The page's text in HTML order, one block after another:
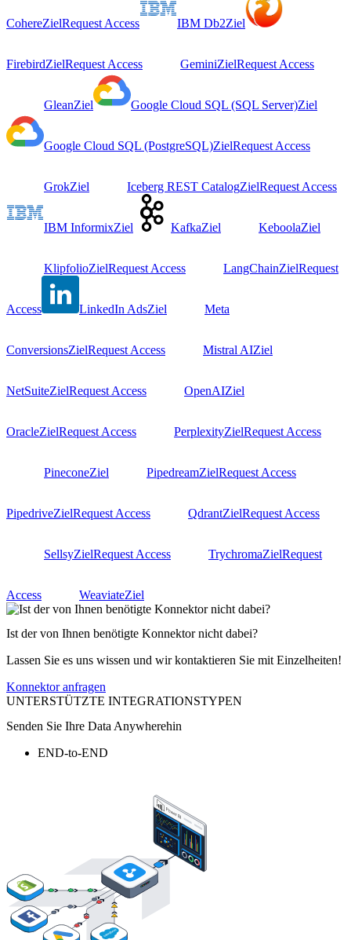
CohereZielRequest Access IBM Db2Ziel
FirebirdZielRequest Access GeminiZielRequest Access
GleanZiel Google Cloud SQL (SQL Server)Ziel
Google Cloud SQL (PostgreSQL)ZielRequest Access
GrokZiel Iceberg REST CatalogZielRequest Access
IBM InformixZiel KafkaZiel KeboolaZiel
KlipfolioZielRequest Access LangChainZielRequest
Access LinkedIn AdsZiel Meta
ConversionsZielRequest Access Mistral AIZiel
NetSuiteZielRequest Access OpenAIZiel
OracleZielRequest Access PerplexityZielRequest Access
PineconeZiel PipedreamZielRequest Access
PipedriveZielRequest Access QdrantZielRequest Access
SellsyZielRequest Access TrychromaZielRequest
Access WeaviateZiel
Ist der von Ihnen benötigte Konnektor nicht dabei?
Lassen Sie es uns wissen und wir kontaktieren Sie mit Einzelheiten!
Konnektor anfragen
UNTERSTÜTZTE INTEGRATIONSTYPEN
Senden Sie Ihre Data Anywherehin
END-to-END